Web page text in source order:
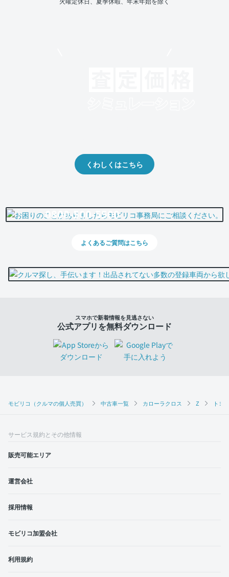
モビリコ（クルマの個人売買） 中古車一覧 カローラクロス Z トヨ
くわしくはこちら
0800-500-5500
よくあるご質問はこちら
スマホで新着情報を見逃さない
公式アプリを無料ダウンロード
サービス規約とその他情報
販売可能エリア
運営会社
採用情報
モビリコ加盟会社
利用規約